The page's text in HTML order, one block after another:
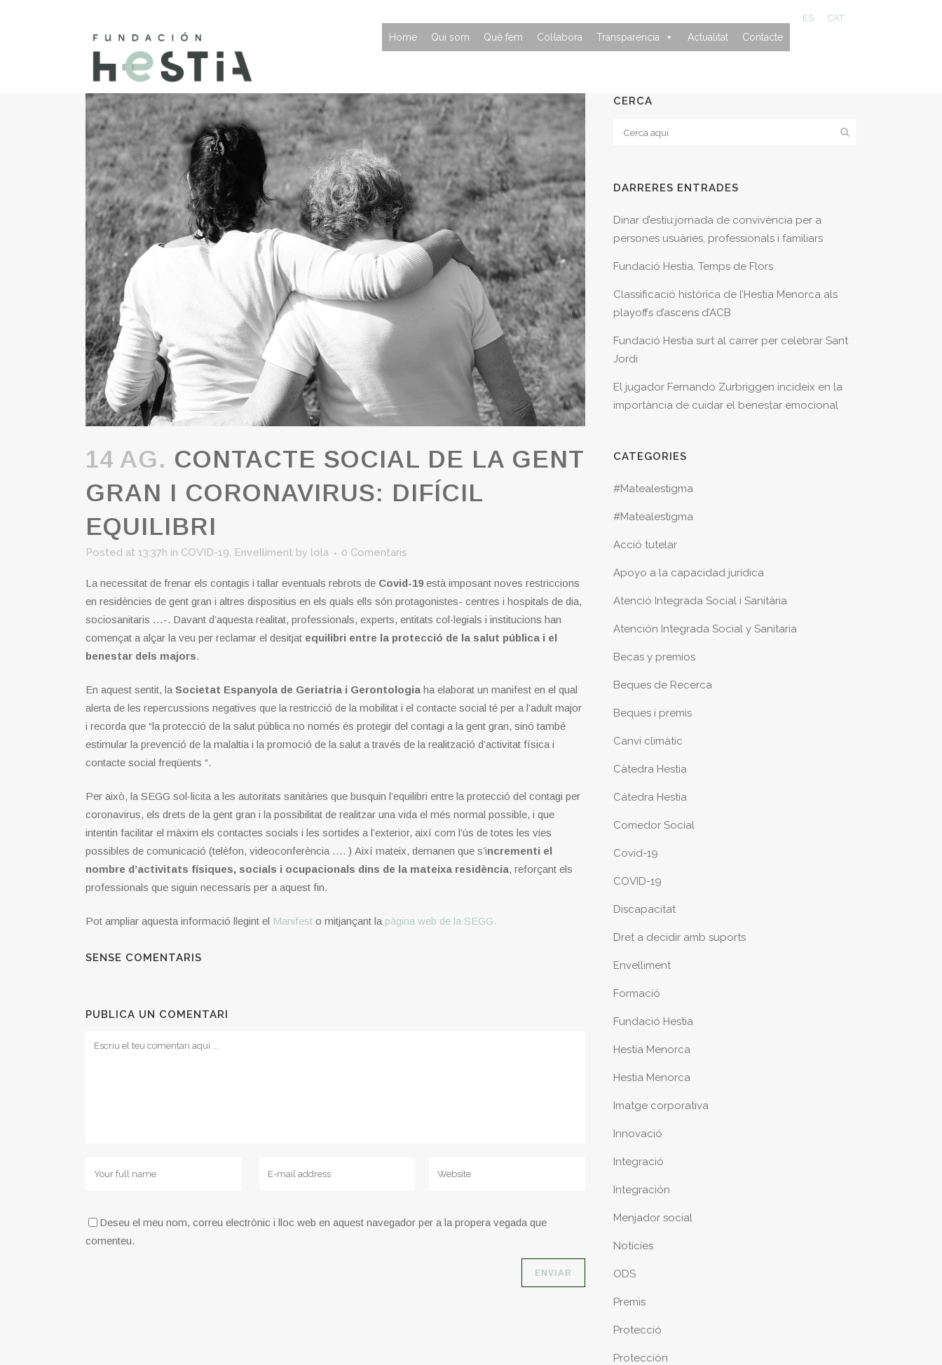
ES CAT
Home Qui som Què fem Col·labora Transparencia Actualitat Contacte
14 AG. CONTACTE SOCIAL DE LA GENT
GRAN I CORONAVIRUS: DIFÍCIL
EQUILIBRI
Posted at 13:37h in COVID-19, Envelliment by lola 0 Comentaris
La necessitat de frenar els contagis i tallar eventuals rebrots de Covid-19 està imposant noves restriccions
en residències de gent gran i altres dispositius en els quals ells són protagonistes- centres i hospitals de dia,
sociosanitaris …-. Davant d’aquesta realitat, professionals, experts, entitats col·legials i institucions han
començat a alçar la veu per reclamar el desitjat equilibri entre la protecció de la salut pública i el
benestar dels majors.
En aquest sentit, la Societat Espanyola de Geriatria i Gerontologia ha elaborat un manifest en el qual
alerta de les repercussions negatives que la restricció de la mobilitat i el contacte social té per a l’adult major
i recorda que “la protecció de la salut pública no només és protegir del contagi a la gent gran, sinó també
estimular la prevenció de la malaltia i la promoció de la salut a través de la realització d’activitat física i
contacte social freqüents “.
Per això, la SEGG sol·licita a les autoritats sanitàries que busquin l’equilibri entre la protecció del contagi per
coronavirus, els drets de la gent gran i la possibilitat de realitzar una vida el més normal possible, i que
intentin facilitar el màxim els contactes socials i les sortides a l’exterior, així com l’ús de totes les vies
possibles de comunicació (telèfon, videoconferència …. ) Així mateix, demanen que s’incrementi el
nombre d’activitats físiques, socials i ocupacionals dins de la mateixa residència, reforçant els
professionals que siguin necessaris per a aquest fin.
Pot ampliar aquesta informació llegint el Manifest o mitjançant la pàgina web de la SEGG.
SENSE COMENTARIS
PUBLICA UN COMENTARI
Deseu el meu nom, correu electrònic i lloc web en aquest navegador per a la propera vegada que
comenteu.
CERCA
DARRERES ENTRADES
Dinar d’estiu:jornada de convivència per a
persones usuàries, professionals i familiars
Fundació Hestia, Temps de Flors
Classificació històrica de l’Hestia Menorca als
playoffs d’ascens d’ACB
Fundació Hestia surt al carrer per celebrar Sant
Jordi
El jugador Fernando Zurbriggen incideix en la
importància de cuidar el benestar emocional
CATEGORIES
#Matealestigma
#Matealestigma
Acció tutelar
Apoyo a la capacidad jurídica
Atenció Integrada Social i Sanitària
Atención Integrada Social y Sanitaria
Becas y premios
Beques de Recerca
Beques i premis
Canvi climàtic
Càtedra Hestia
Cátedra Hestia
Comedor Social
Covid-19
COVID-19
Discapacitat
Dret a decidir amb suports
Envelliment
Formació
Fundació Hestia
Hestia Menorca
Hestia Menorca
Imatge corporativa
Innovació
Integració
Integración
Menjador social
Notícies
ODS
Premis
Protecció
Protección